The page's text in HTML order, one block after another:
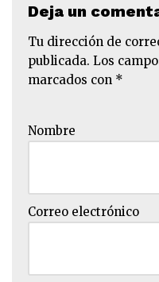
Deja un
Tu dirección de
publicada. Los
marcados con *
Nombre
Correo electrónico